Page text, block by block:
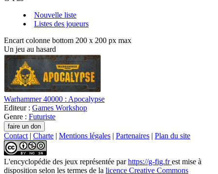
Nouvelle liste
Listes des joueurs
Encart colonne bottom 200 x 200 px max
Un jeu au hasard
Warhammer 40000 : Apocalypse
Editeur : Games Workshop
Genre : Futuriste
Contact | Charte | Mentions légales | Partenaires | Plan du site
L'encyclopédie des jeux représentée parhttps://g-fig.frest mise à
disposition selon les termes de la licence Creative Commons